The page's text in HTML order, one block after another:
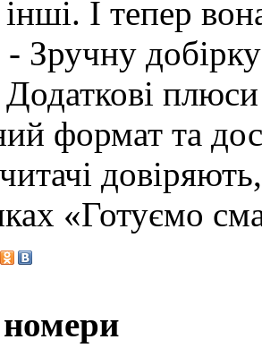
інші. І тепер
Зручну добірку
формат та
«Готуємо